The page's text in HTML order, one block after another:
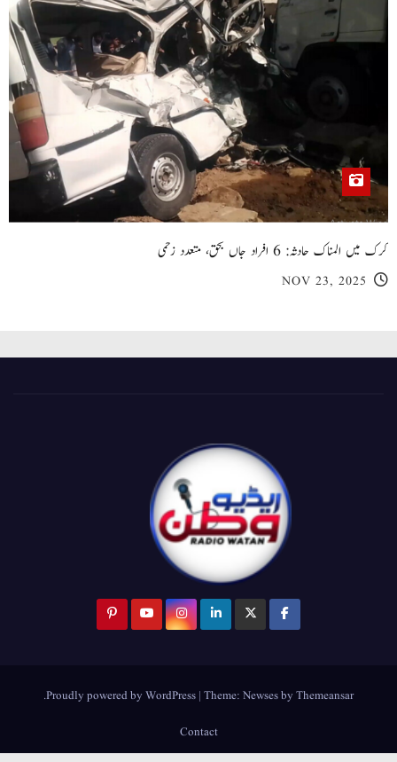
کرک میں المناک حادثہ: 6 افراد جاں بحق، متعدد زخمی
NOV 23, 2025
Proudly powered by WordPress |Theme:NewsesbyThemeansar
.
Contact